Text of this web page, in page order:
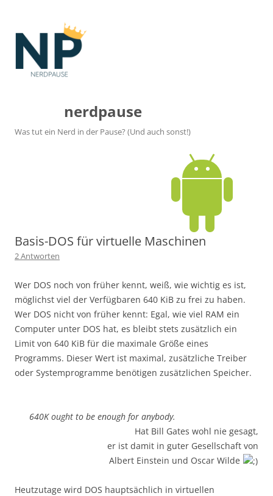
nerdpause
Was tut ein Nerd in der Pause? (Und auch sonst!)
Basis-DOS für virtuelle Maschinen
2 Antworten
Wer DOS noch von früher kennt, weiß, wie wichtig es ist,
möglichst viel der Verfügbaren 640 KiB zu frei zu haben.
Wer DOS nicht von früher kennt: Egal, wie viel RAM ein
Computer unter DOS hat, es bleibt stets zusätzlich ein
Limit von 640 KiB für die maximale Größe eines
Programms. Dieser Wert ist maximal, zusätzliche Treiber
oder Systemprogramme benötigen zusätzlichen Speicher.
640K ought to be enough for anybody.
Hat Bill Gates wohl nie gesagt,
er ist damit in guter Gesellschaft von
Albert Einstein und Oscar Wilde
Heutzutage wird DOS hauptsächlich in virtuellen